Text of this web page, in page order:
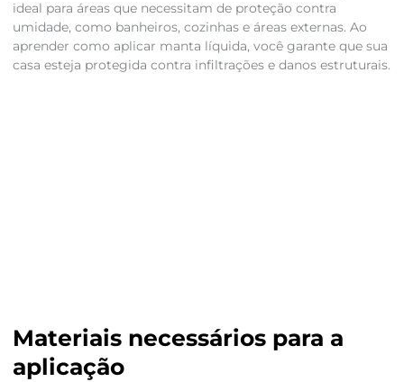
ideal para áreas que necessitam de proteção contra
umidade, como banheiros, cozinhas e áreas externas. Ao
aprender como aplicar manta líquida, você garante que sua
casa esteja protegida contra infiltrações e danos estruturais.
Materiais necessários para a
aplicação